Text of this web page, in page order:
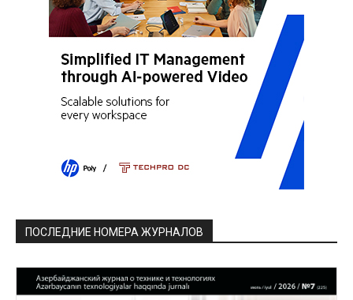
ПОСЛЕДНИЕ НОМЕРА ЖУРНАЛОВ